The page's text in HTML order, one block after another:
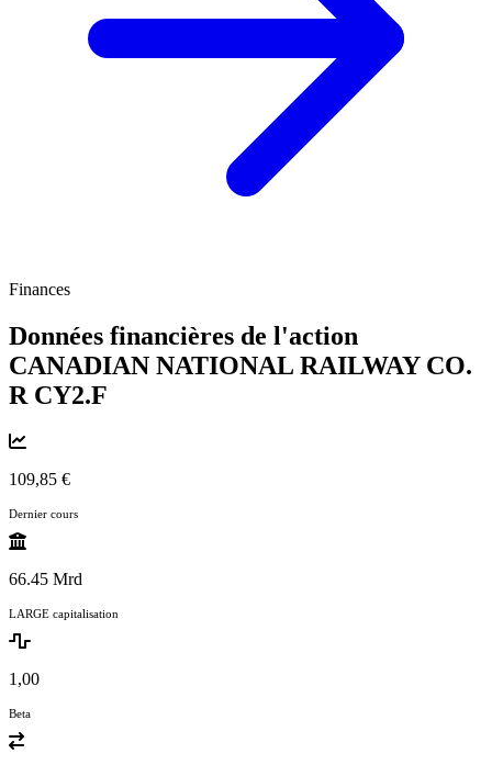
Finances
Données financières de l'action
CANADIAN NATIONAL RAILWAY CO.
R CY2.F
109,85 €
Dernier cours
66.45 Mrd
LARGE capitalisation
1,00
Beta